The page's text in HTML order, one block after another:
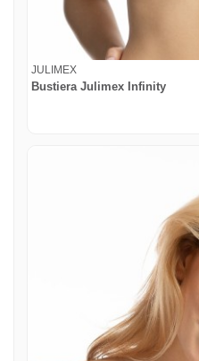
JULIMEX
Bustiera Julimex Infinity